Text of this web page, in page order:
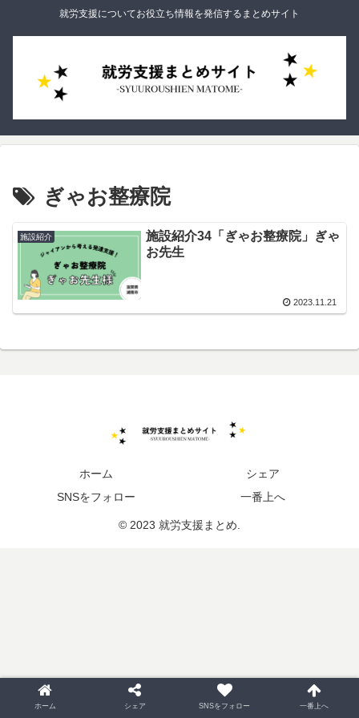
就労支援についてお役立ち情報を発信するまとめサイト
ぎゃお整療院
施設紹介
施設紹介34「ぎゃお整療院」ぎゃ
お先生
2023.11.21
ホーム
シェア
SNSをフォロー
一番上へ
© 2023 就労支援まとめ.
ホーム シェア SNSをフォロー 一番上へ